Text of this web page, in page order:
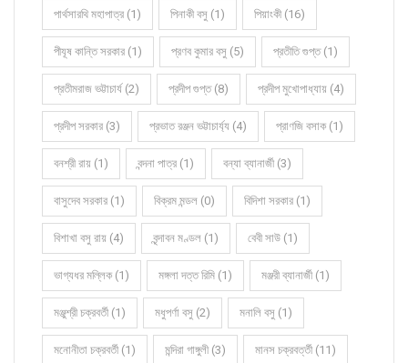
পার্থসারথি মহাপাত্র (1) পিনাকী বসু (1) পিয়াংকী (16)
পীযূষ কান্তি সরকার (1) প্রণব কুমার বসু (5) প্রতীতি গুপ্ত (1)
প্রতীমরাজ ভট্টাচার্য (2) প্রদীপ গুপ্ত (8) প্রদীপ মুখোপাধ্যায় (4)
প্রদীপ সরকার (3) প্রভাত রঞ্জন ভট্টাচার্য্য (4) প্রাণজি বসাক (1)
বনশ্রী রায় (1) বন্দনা পাত্র (1) বন্যা ব্যানার্জী (3)
বাসুদেব সরকার (1) বিক্রম মন্ডল (0) বিদিশা সরকার (1)
বিশাখা বসু রায় (4) বৃন্দাবন মণ্ডল (1) বেবী সাউ (1)
ভাগ্যধর মল্লিক (1) মঙ্গলা দত্ত রিমি (1) মঞ্জরী ব্যানার্জী (1)
মঞ্জুশ্রী চক্রবর্তী (1) মধুপর্ণা বসু (2) মনালি বসু (1)
মনোনীতা চক্রবর্তী (1) মন্দিরা গাঙ্গুলী (3) মানস চক্রবর্ত্তী (11)